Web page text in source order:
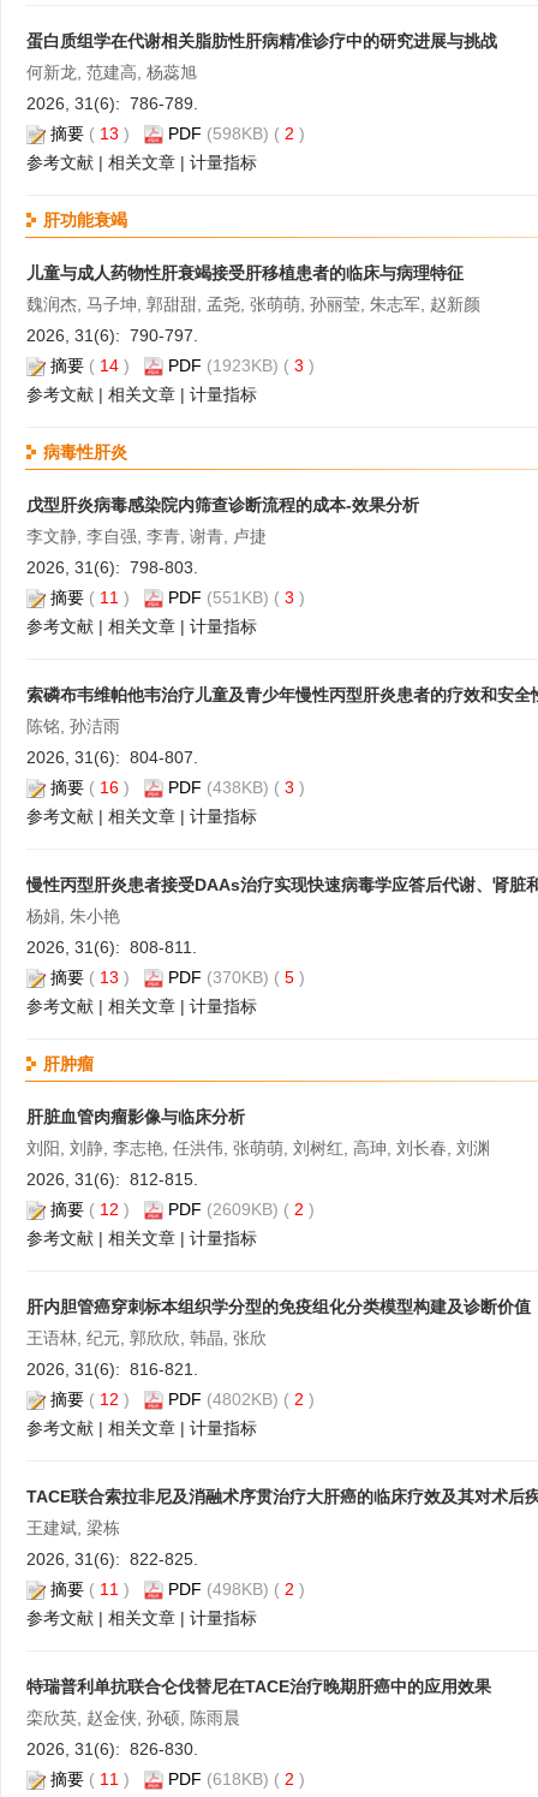
蛋白质组学在代谢相关脂肪性肝病精准诊疗中的研究进展与挑战
何新龙, 范建高, 杨蕊旭
2026, 31(6): 786-789.
摘要 ( 13 ) PDF (598KB) ( 2 )
参考文献 | 相关文章 | 计量指标
肝功能衰竭
儿童与成人药物性肝衰竭接受肝移植患者的临床与病理特征
魏润杰, 马子坤, 郭甜甜, 孟尧, 张萌萌, 孙丽莹, 朱志军, 赵新颜
2026, 31(6): 790-797.
摘要 ( 14 ) PDF (1923KB) ( 3 )
参考文献 | 相关文章 | 计量指标
病毒性肝炎
戊型肝炎病毒感染院内筛查诊断流程的成本-效果分析
李文静, 李自强, 李青, 谢青, 卢捷
2026, 31(6): 798-803.
摘要 ( 11 ) PDF (551KB) ( 3 )
参考文献 | 相关文章 | 计量指标
索磷布韦维帕他韦治疗儿童及青少年慢性丙型肝炎患者的疗效和安全
陈铭, 孙洁雨
2026, 31(6): 804-807.
摘要 ( 16 ) PDF (438KB) ( 3 )
参考文献 | 相关文章 | 计量指标
慢性丙型肝炎患者接受DAAs治疗实现快速病毒学应答后代谢、肾脏
杨娟, 朱小艳
2026, 31(6): 808-811.
摘要 ( 13 ) PDF (370KB) ( 5 )
参考文献 | 相关文章 | 计量指标
肝肿瘤
肝脏血管肉瘤影像与临床分析
刘阳, 刘静, 李志艳, 任洪伟, 张萌萌, 刘树红, 高珅, 刘长春, 刘渊
2026, 31(6): 812-815.
摘要 ( 12 ) PDF (2609KB) ( 2 )
参考文献 | 相关文章 | 计量指标
肝内胆管癌穿刺标本组织学分型的免疫组化分类模型构建及诊断价值
王语林, 纪元, 郭欣欣, 韩晶, 张欣
2026, 31(6): 816-821.
摘要 ( 12 ) PDF (4802KB) ( 2 )
参考文献 | 相关文章 | 计量指标
TACE联合索拉非尼及消融术序贯治疗大肝癌的临床疗效及其对术后
王建斌, 梁栋
2026, 31(6): 822-825.
摘要 ( 11 ) PDF (498KB) ( 2 )
参考文献 | 相关文章 | 计量指标
特瑞普利单抗联合仑伐替尼在TACE治疗晚期肝癌中的应用效果
栾欣英, 赵金侠, 孙硕, 陈雨晨
2026, 31(6): 826-830.
摘要 ( 11 ) PDF (618KB) ( 2 )